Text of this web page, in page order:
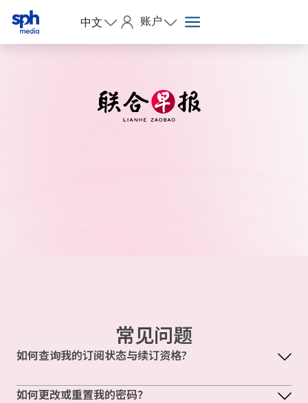
中文 账户
常见问题
如何查询我的订阅状态与续订资格?
如何更改或重置我的密码？